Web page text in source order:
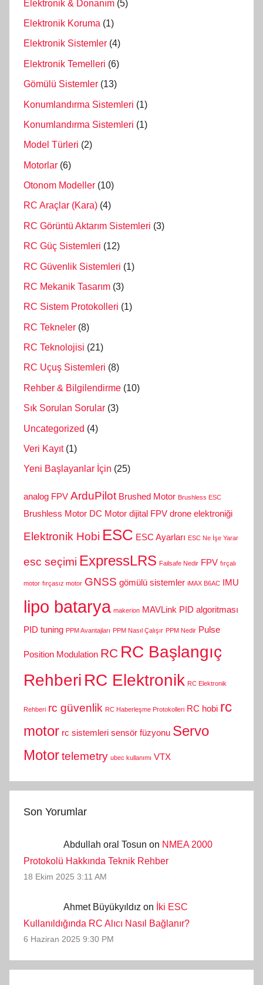
Elektronik & Donanım (5)
Elektronik Koruma (1)
Elektronik Sistemler (4)
Elektronik Temelleri (6)
Gömülü Sistemler (13)
Konumlandırma Sistemleri (1)
Konumlandırma Sistemleri (1)
Model Türleri (2)
Motorlar (6)
Otonom Modeller (10)
RC Araçlar (Kara) (4)
RC Görüntü Aktarım Sistemleri (3)
RC Güç Sistemleri (12)
RC Güvenlik Sistemleri (1)
RC Mekanik Tasarım (3)
RC Sistem Protokolleri (1)
RC Tekneler (8)
RC Teknolojisi (21)
RC Uçuş Sistemleri (8)
Rehber & Bilgilendirme (10)
Sık Sorulan Sorular (3)
Uncategorized (4)
Veri Kayıt(1)
Yeni Başlayanlar İçin (25)
analog FPV ArduPilot Brushed Motor Brushless ESC
Brushless Motor DC Motor dijital FPV drone elektroniği
Elektronik Hobi ESC ESC Ayarları ESC Ne İşe Yarar
esc seçimi ExpressLRS Failsafe Nedir FPV fırçalı
motor fırçasız motor GNSS gömülü sistemler iMAX B6AC IMU
lipo batarya makerion MAVLink PID algoritması
PID tuning PPM Avantajları PPM Nasıl Çalışır PPM Nedir Pulse
Position Modulation RC RC Başlangıç
Rehberi RC Elektronik RC Elektronik
Rehberi rc güvenlik RC Haberleşme Protokolleri RC hobi rc
motor rc sistemleri sensör füzyonu Servo
Motortelemetry ubec kullanımı VTX
Son Yorumlar
Abdullah oral Tosun on NMEA 2000
Protokolü Hakkında Teknik Rehber
18 Ekim 2025 3:11 AM
Ahmet Büyükyıldız on
İki ESC
Kullanıldığında RC Alıcı Nasıl Bağlanır?
6 Haziran 2025 9:30 PM